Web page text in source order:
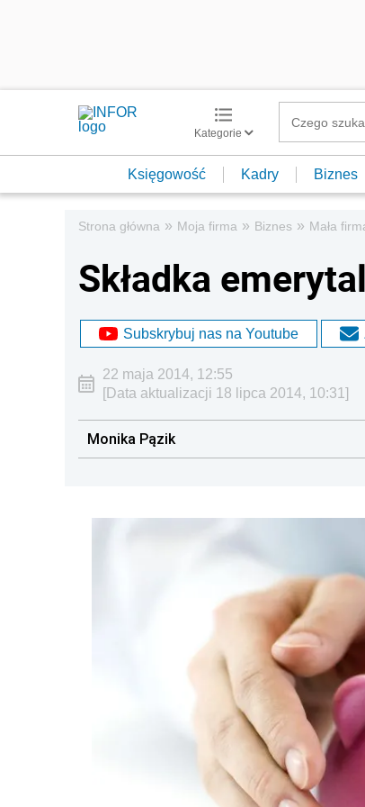
Kategorie
Księgowość Kadry Biznes
Strona główna » Moja firma » Biznes » Mała
Składka
Subskrybuj nas na Youtube
22 maja 2014, 12:55
[Data aktualizacji 18 lipca 2014, 10:31]
Monika Pązik